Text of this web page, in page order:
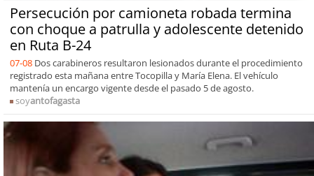
Persecución por camioneta robada termina
con choque a patrulla y adolescente detenido
en Ruta B-24
07-08 Dos carabineros resultaron lesionados durante el procedimiento
registrado esta mañana entre Tocopilla y María Elena. El vehículo
mantenía un encargo vigente desde el pasado 5 de agosto.
soyantofagasta